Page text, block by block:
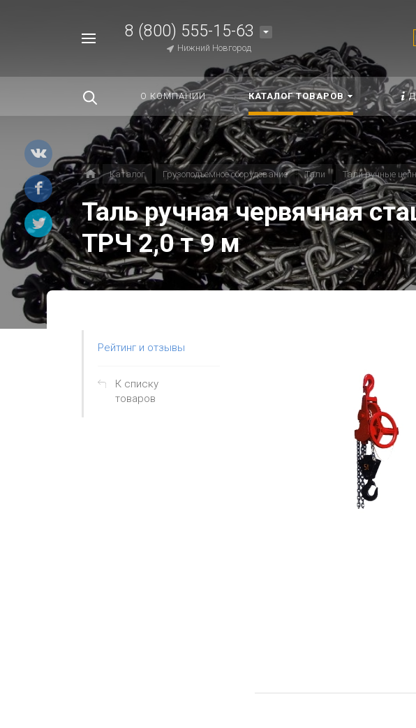
8 (800) 555-15-63
Нижний Новгород
О КОМПАНИИ КАТАЛОГ ТОВАРОВ
Каталог Грузоподъемное оборудование Тали Тали ручные
Таль ручная червячная
ТРЧ 2,0 т 9 м
Рейтинг и отзывы
К списку
товаров